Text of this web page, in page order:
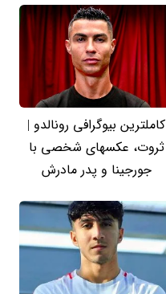
کاملترین بیوگرافی رونالدو |
ثروت، عکسهای شخصی با
جورجینا و پدر مادرش